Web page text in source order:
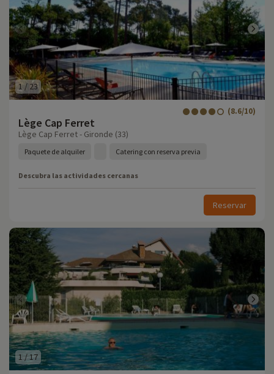
1 / 23
Lège Cap Ferret
(8.6/10)
Lège Cap Ferret - Gironde (33)
Paquete de alquiler Catering con reserva previa
Descubra las actividades cercanas
Reservar
1 /17